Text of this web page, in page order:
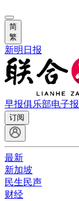
简
繁
新明日报
早报俱乐部电子报
订阅
最新
新加坡
民生民声
财经